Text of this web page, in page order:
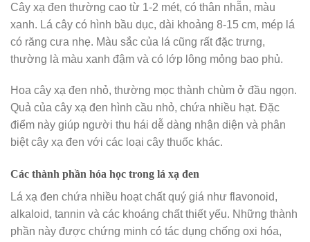
Cây xạ đen thường cao từ 1-2 mét, có thân nhẵn, màu
xanh. Lá cây có hình bầu dục, dài khoảng 8-15 cm, mép lá
có răng cưa nhẹ. Màu sắc của lá cũng rất đặc trưng,
thường là màu xanh đậm và có lớp lông mỏng bao phủ.
Hoa cây xạ đen nhỏ, thường mọc thành chùm ở đầu ngọn.
Quả của cây xạ đen hình cầu nhỏ, chứa nhiều hạt. Đặc
điểm này giúp người thu hái dễ dàng nhận diện và phân
biệt cây xạ đen với các loại cây thuốc khác.
Các thành phần hóa học trong lá xạ đen
Lá xạ đen chứa nhiều hoạt chất quý giá như flavonoid,
alkaloid, tannin và các khoáng chất thiết yếu. Những thành
phần này được chứng minh có tác dụng chống oxi hóa,